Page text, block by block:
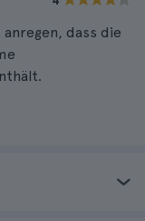
dass die